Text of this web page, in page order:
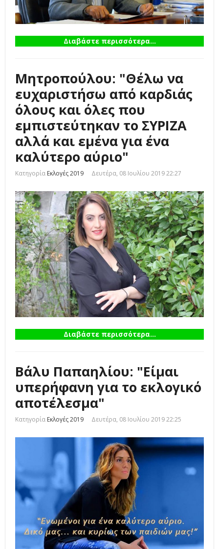
Διαβάστε περισσότερα...
Μητροπούλου: "Θέλω να
ευχαριστήσω από καρδιάς
όλους και όλες που
εμπιστεύτηκαν το ΣΥΡΙΖΑ
αλλά και εμένα για ένα
καλύτερο αύριο"
Κατηγορία Εκλογές 2019 Δευτέρα, 08 Ιουλίου 2019 22:27
Διαβάστε περισσότερα...
Βάλυ Παπαηλίου: "Είμαι
υπερήφανη για το εκλογικό
αποτέλεσμα"
Κατηγορία Εκλογές 2019 Δευτέρα, 08 Ιουλίου 2019 22:25